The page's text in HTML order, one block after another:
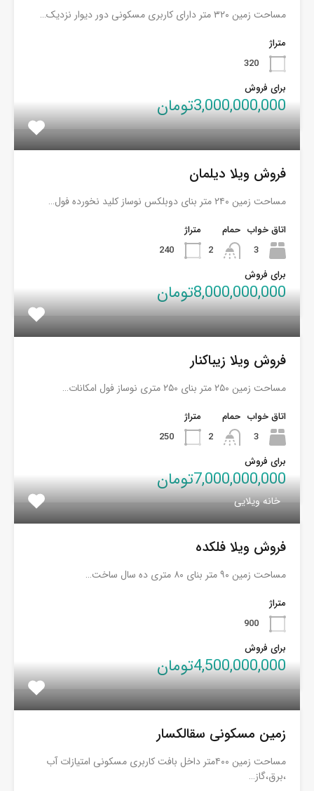
مساحت زمین ۳۲۰ متر دارای کاربری مسکونی دور دیوار نزدیک…
متراژ
320
برای فروش
3,000,000,000تومان
فروش ویلا دیلمان
مساحت زمین ۲۴۰ متر بنای دوبلکس نوساز کلید نخورده فول…
اتاق خواب
3
حمام
2
متراژ
240
برای فروش
8,000,000,000تومان
فروش ویلا زیباکنار
مساحت زمین ۲۵۰ متر بنای ۲۵۰ متری نوساز فول امکانات…
اتاق خواب
3
حمام
2
متراژ
250
برای فروش
7,000,000,000تومان
خانه ویلایی
فروش ویلا فلکده
مساحت زمین ۹۰ متر بنای ۸۰ متری ده سال ساخت…
متراژ
900
برای فروش
4,500,000,000تومان
زمین مسکونی سقالکسار
مساحت زمین ۴۰۰متر داخل بافت کاربری مسکونی امتیازات آب
،برق،گاز…